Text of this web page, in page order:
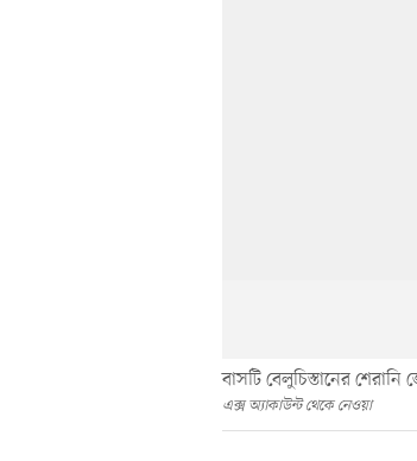
বাসটি বেলুচিস্তানের
এক্স অ্যাকাউন্ট থেকে নেওয়া